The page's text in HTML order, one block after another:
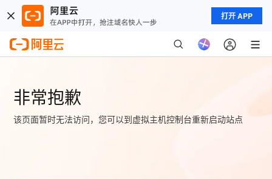
打开 APP
非常抱歉
该页面暂时无法访问，您可以到虚拟主机控制台重新启动站点